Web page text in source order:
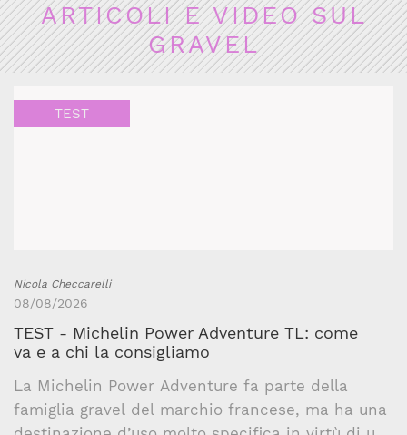
ARTICOLI E VIDEO SUL
GRAVEL
TEST
Nicola Checcarelli
08/08/2026
TEST - Michelin Power Adventure TL: come
va e a chi la consigliamo
La Michelin Power Adventure fa parte della
famiglia gravel del marchio francese, ma ha una